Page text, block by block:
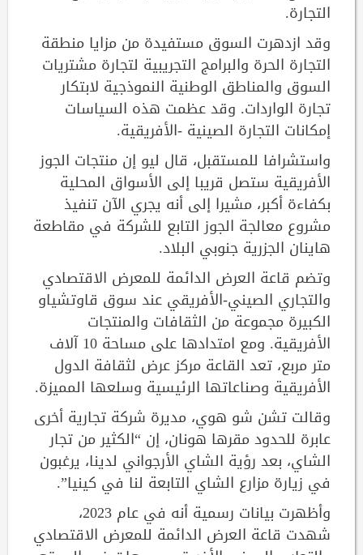
التجارة.
وقد ازدهرت السوق مستفيدة من مزايا منطقة
التجارة الحرة والبرامج التجريبية لتجارة مشتريات
السوق والمناطق الوطنية النموذجية لابتكار
تجارة الواردات. وقد عظمت هذه السياسات
إمكانات التجارة الصينية -الأفريقية.
واستشرافا للمستقبل، قال ليو إن منتجات الجوز
الأفريقية ستصل قريبا إلى الأسواق المحلية
بكفاءة أكبر، مشيرا إلى أنه يجري الآن تنفيذ
مشروع معالجة الجوز التابع للشركة في مقاطعة
هاينان الجزرية جنوبي البلاد.
وتضم قاعة العرض الدائمة للمعرض الاقتصادي
والتجاري الصيني-الأفريقي عند سوق قاوتشياو
الكبيرة مجموعة من الثقافات والمنتجات
الأفريقية. ومع امتدادها على مساحة 10 آلاف
متر مربع، تعد القاعة مركز عرض لثقافة الدول
الأفريقية وصناعاتها الرئيسية وسلعها المميزة.
وقالت تشن شو هوي، مديرة شركة تجارية أخرى
عابرة للحدود مقرها هونان، إن “الكثير من تجار
الشاي، بعد رؤية الشاي الأرجواني لدينا، يرغبون
في زيارة مزارع الشاي التابعة لنا في كينيا”.
وأظهرت بيانات رسمية أنه في عام 2023،
شهدت قاعة العرض الدائمة للمعرض الاقتصادي